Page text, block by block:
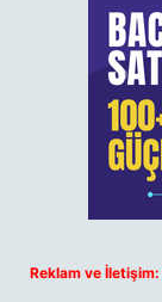
Reklam ve İletişim: